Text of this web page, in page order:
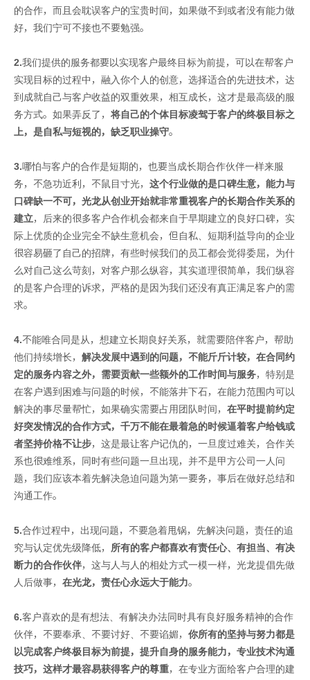
的合作，而且会耽误客户的宝贵时间，如果做不到或者没有能力做
好，我们宁可不接也不要勉强。
2. 我们提供的服务都要以实现客户最终目标为前提，可以在帮客户
实现目标的过程中，融入你个人的创意，选择适合的先进技术，达
到成就自己与客户收益的双重效果，相互成长，这才是最高级的服
务方式。如果弄反了， 将自己的个体目标凌驾于客户的终极目标之
上，是自私与短视的，缺乏职业操守。
3. 哪怕与客户的合作是短期的，也要当成长期合作伙伴一样来服
务，不急功近利，不鼠目寸光， 这个行业做的是口碑生意，能力与
口碑缺一不可，光龙从创业开始就非常重视客户的长期合作关系的
建立，后来的很多客户合作机会都来自于早期建立的良好口碑，实
际上优质的企业完全不缺生意机会，但自私、短期利益导向的企业
很容易砸了自己的招牌，有些时候我们的员工都会觉得委屈，为什
么对自己这么苛刻，对客户那么纵容，其实道理很简单，我们纵容
的是客户合理的诉求，严格的是因为我们还没有真正满足客户的需
求。
4. 不能唯合同是从，想建立长期良好关系，就需要陪伴客户，帮助
他们持续增长， 解决发展中遇到的问题，不能斤斤计较，在合同约
定的服务内容之外，需要贡献一些额外的工作时间与服务，特别是
在客户遇到困难与问题的时候，不能落井下石，在能力范围内可以
解决的事尽量帮忙，如果确实需要占用团队时间， 在平时提前约定
好突发情况的合作方式，千万不能在最着急的时候逼着客户给钱或
者坚持价格不让步，这是最让客户记仇的，一旦度过难关，合作关
系也很难维系，同时有些问题一旦出现，并不是甲方公司一人问
题，我们应该本着先解决急迫问题为第一要务，事后在做好总结和
沟通工作。
5. 合作过程中，出现问题，不要急着甩锅，先解决问题，责任的追
究与认定优先级降低，
所有的客户都喜欢有责任心、有担当、有决
断力的合作伙伴，这与人与人的相处方式一模一样，光龙提倡先做
人后做事， 在光龙，责任心永远大于能力。
6. 客户喜欢的是有想法、有解决办法同时具有良好服务精神的合作
伙伴，不要奉承、不要讨好、不要谄媚， 你所有的坚持与努力都是
以完成客户终极目标为前提，提升自身的服务能力，专业技术沟通
技巧，这样才最容易获得客户的尊重，在专业方面给客户合理的建